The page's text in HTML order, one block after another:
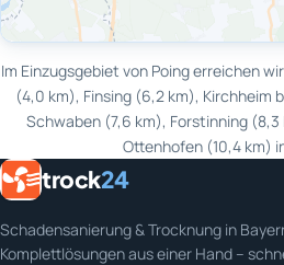
Im Einzugsgebiet von Poing erreichen
(4,0 km), Finsing (6,2 km), Kirchheim
Schwaben (7,6 km), Forstinning
Ottenhofen (10,4 km)
trock24
Schadensanierung & Trocknung in
Komplettlösungen aus einer Hand –